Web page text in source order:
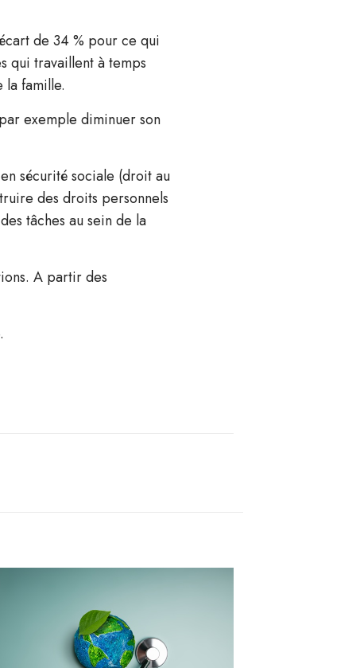
de 34 % pour ce qui
qui travaillent à temps
la famille.
exemple diminuer son
sécurité sociale (droit au
des droits personnels
tâches au sein de la
A partir des